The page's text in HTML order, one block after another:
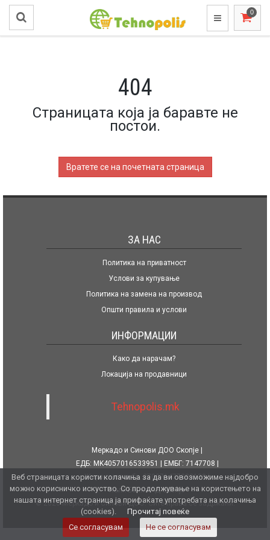
404
Страницата која ја баравте не
постои.
Вратете се на почетната страница
ЗА НАС
Политика на приватност
Услови за купување
Политика на замена на производ
Општи правила и услови
ИНФОРМАЦИИ
Како да нарачам?
Локација на продавници
Tehnopolis.mk
Меркадо и Синови ДОО Скопје
ЕДБ: MK4057016533951
ЕМБГ: 7147708
Жиро сметка бр. 270071477080139
Халк Банка АД Скопје
© 2026 Меркадо и Синови ДОО. Сите права се задржани.
Веб страницата користи колачиња за да ви овозможиме најдобро
можно корисничко искуство. Со продолжување на користењето на
нашата интернет страница ја прифаќате употребата на колачиња
(cookies).
Прочитај повеќе
Се согласувам
Не се согласувам